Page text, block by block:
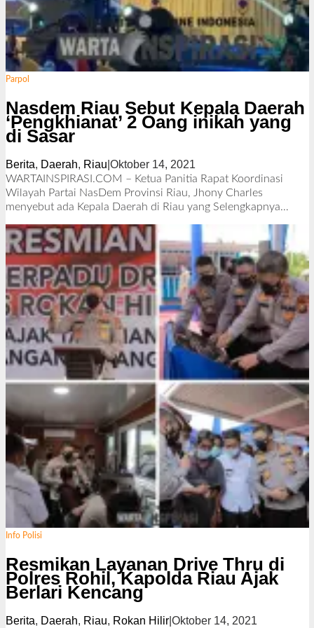
Parpol
Nasdem Riau Sebut Kepala Daerah
‘Pengkhianat’ 2 Oang inikah yang
di Sasar
Berita, Daerah, Riau Oktober 14, 2021
l
e
h
a
k
s
i
WARTAINSPIRASI.COM – Ketua Panitia Rapat Koordinasi
Wilayah Partai NasDem Provinsi Riau, Jhony Charles
menyebut ada Kepala Daerah di Riau yang Selengkapnya…
Info Polisi
Resmikan Layanan Drive Thru di
Polres Rohil, Kapolda Riau Ajak
Berlari Kencang
Berita, Daerah, Riau, Rokan Hilir| Oktober 14, 2021